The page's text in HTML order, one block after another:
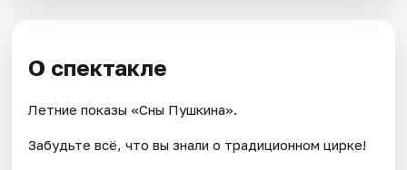
О спектакле
Летние показы «Сны Пушкина».
Забудьте всё, что вы знали о традиционном цирке!